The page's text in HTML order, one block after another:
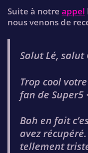
Suite à notre appel
nous venons de
Salut Lé, salut
Trop cool
fan de Super5
Bah en fait
avez
tellement